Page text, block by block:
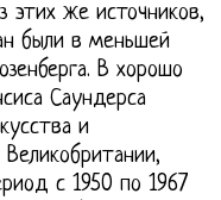
этих же источников,
были в меньшей
В хорошо
Саундерса
и
с 1950 по 1967